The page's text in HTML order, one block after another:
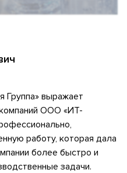
Группа» выражает
ООО «ИТ-
работу, которая дала
более быстро и
задачи.